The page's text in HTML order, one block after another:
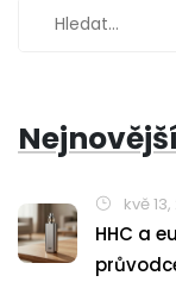
kvě
HHC a